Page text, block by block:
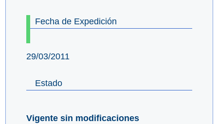
Fecha de Expedición
29/03/2011
Estado
Vigente sin modificaciones